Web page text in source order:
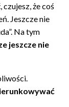
czujesz, że coś
Jeszcze nie
Na tym
jeszcze nie